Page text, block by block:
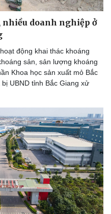
doanh nghiệp ở
động khai thác khoáng
sản, sản lượng khoáng
Khoa học sản xuất mỏ Bắc
UBND tỉnh Bắc Giang xử